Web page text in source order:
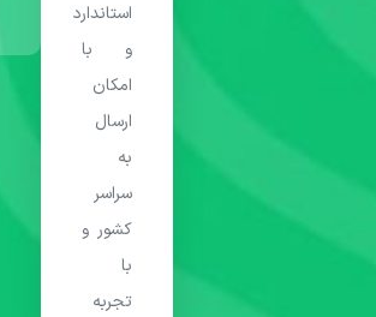
استاندارد
و با
امکان
ارسال
به
سراسر
کشور و
با
تجربه